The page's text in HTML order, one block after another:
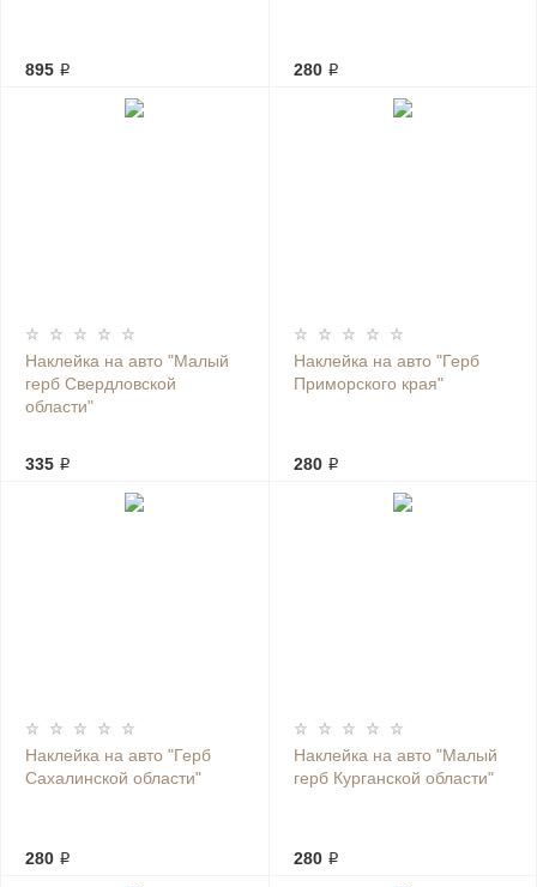
895 ₽ 280 ₽
Наклейка на авто "Малый
герб Свердловской
области"
335 ₽
Наклейка на авто "Герб
Приморского края"
280 ₽
Наклейка на авто "Герб
Сахалинской области"
280 ₽
Наклейка на авто "Малый
герб Курганской области"
280 ₽